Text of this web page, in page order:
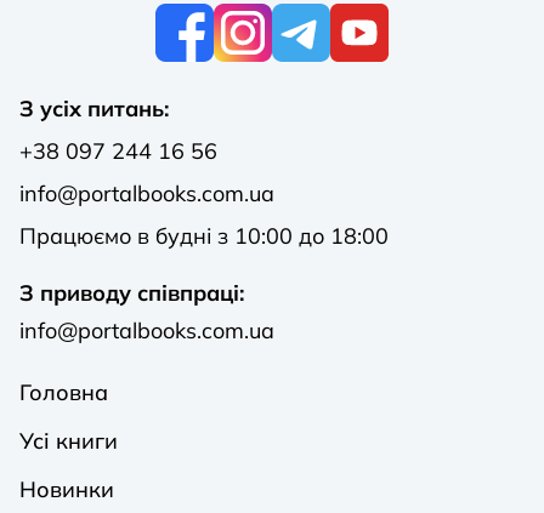
З усіх питань:
+38 097 244 16 56
info@portalbooks.com.ua
Працюємо в будні з 10:00 до 18:00
З приводу співпраці:
info@portalbooks.com.ua
Головна
Усі книги
Новинки